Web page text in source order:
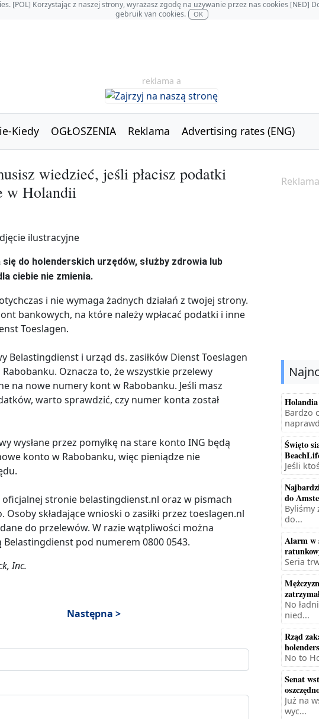
[POL] Korzystając z naszej strony, wyrażasz zgodę na używanie przez nas cookies
gebruik van cookies.
OK
reklama a
Kiedy OGŁOSZENIA Reklama Advertising rates (ENG)
wiedzieć, jeśli płacisz podatki
w Holandii
do holenderskich urzędów, służby zdrowia lub
ciebie nie zmienia.
i nie wymaga żadnych działań z twojej strony.
bankowych, na które należy wpłacać podatki i inne
Toeslagen.
Belastingdienst i urząd ds. zasiłków Dienst Toeslagen
Oznacza to, że wszystkie przelewy
na nowe numery kont w Rabobanku. Jeśli masz
warto sprawdzić, czy numer konta został
wysłane przez pomyłkę na stare konto ING będą
konto w Rabobanku, więc pieniądze nie
stronie belastingdienst.nl oraz w pismach
składające wnioski o zasiłki przez toeslagen.nl
do przelewów. W razie wątpliwości można
pod numerem 0800 0543.
Inc.
Następna >
Reklama
Bardzo
Święto
Jeśli
do
Byliśmy
do...
Alarm w
Seria
No
nied...
Rząd
No to
Senat
Już na
wyc...